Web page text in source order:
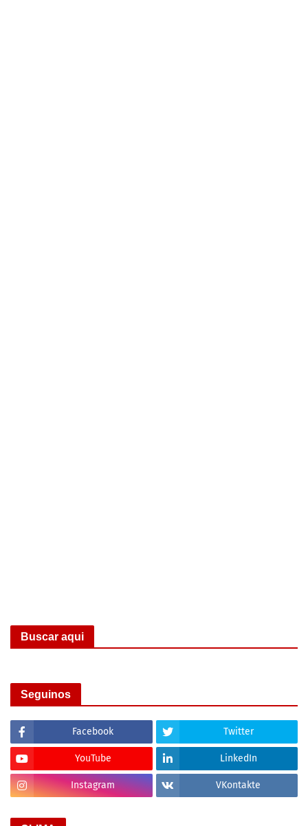
Buscar aqui
Seguinos
Facebook Twitter
YouTube LinkedIn
Instagram VKontakte